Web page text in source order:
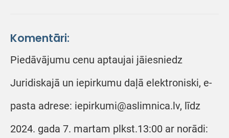
Komentāri:
Piedāvājumu cenu aptaujai jāiesniedz
Juridiskajā un iepirkumu daļā elektroniski, e-
pasta adrese: iepirkumi@aslimnica.lv, līdz
2024. gada 7. martam plkst.13:00 ar norādi: